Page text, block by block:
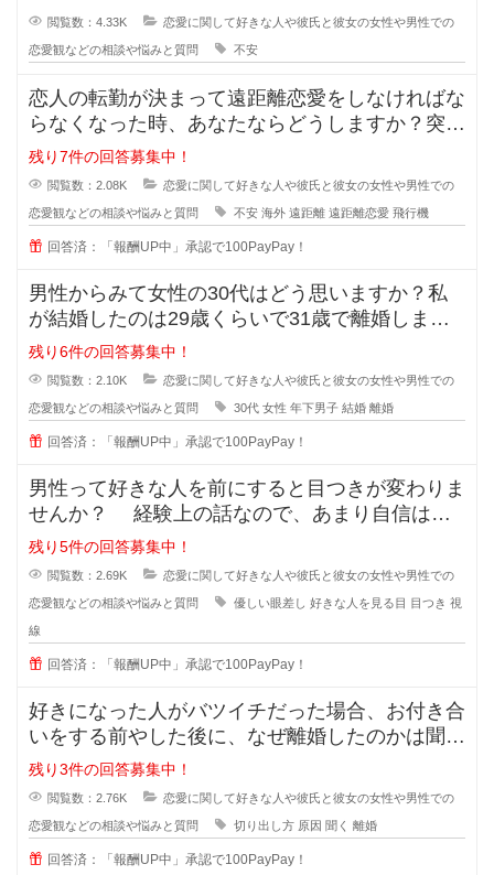
るのが当たり前になってしまってる
閲覧数：4.33K 恋愛に関して好きな人や彼氏と彼女の女性や男性での
恋愛観などの相談や悩みと質問 不安
恋人の転勤が決まって遠距離恋愛をしなければな
らなくなった時、あなたならどうしますか？突然
恋人の転勤が決まって遠距離に..
残り7件の回答募集中！
閲覧数：2.08K 恋愛に関して好きな人や彼氏と彼女の女性や男性での
恋愛観などの相談や悩みと質問 不安 海外 遠距離 遠距離恋愛 飛行機
回答済：「報酬UP中」承認で100PayPay！
男性からみて女性の30代はどう思いますか？私
が結婚したのは29歳くらいで31歳で離婚しまし
たが、30歳の誕生日の時に元旦
残り6件の回答募集中！
閲覧数：2.10K 恋愛に関して好きな人や彼氏と彼女の女性や男性での
恋愛観などの相談や悩みと質問 30代 女性 年下男子 結婚 離婚
回答済：「報酬UP中」承認で100PayPay！
男性って好きな人を前にすると目つきが変わりま
せんか？ 経験上の話なので、あまり自信はな
いのですが... なんというか、
残り5件の回答募集中！
閲覧数：2.69K 恋愛に関して好きな人や彼氏と彼女の女性や男性での
恋愛観などの相談や悩みと質問 優しい眼差し 好きな人を見る目 目つき 視
線
回答済：「報酬UP中」承認で100PayPay！
好きになった人がバツイチだった場合、お付き合
いをする前やした後に、なぜ離婚したのかは聞き
ますか？ 離婚した原因を聞
残り3件の回答募集中！
閲覧数：2.76K 恋愛に関して好きな人や彼氏と彼女の女性や男性での
恋愛観などの相談や悩みと質問 切り出し方 原因 聞く 離婚
回答済：「報酬UP中」承認で100PayPay！